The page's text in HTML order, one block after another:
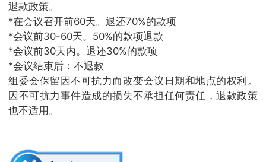
退款政策。
*在会议召开前60天。退还70%的款项
*会议前30-60天。50%的款项退款
*会议前30天内。退还30%的款项
*会议结束后：不退款
组委会保留因不可抗力而改变会议日期和地点的权利。
因不可抗力事件造成的损失不承担任何责任，退款政策
也不适用。